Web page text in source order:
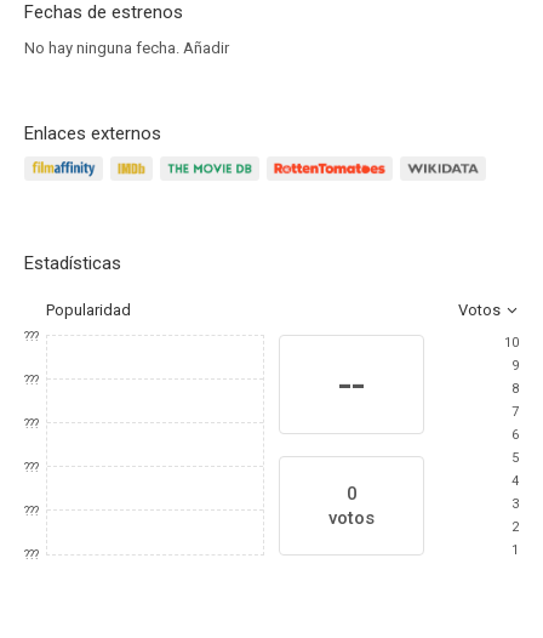
Fechas de estrenos
No hay ninguna fecha. Añadir
Enlaces externos
Estadísticas
Popularidad Votos
???
???
???
???
???
???
--
0
votos
10
9
8
7
6
5
4
3
2
1